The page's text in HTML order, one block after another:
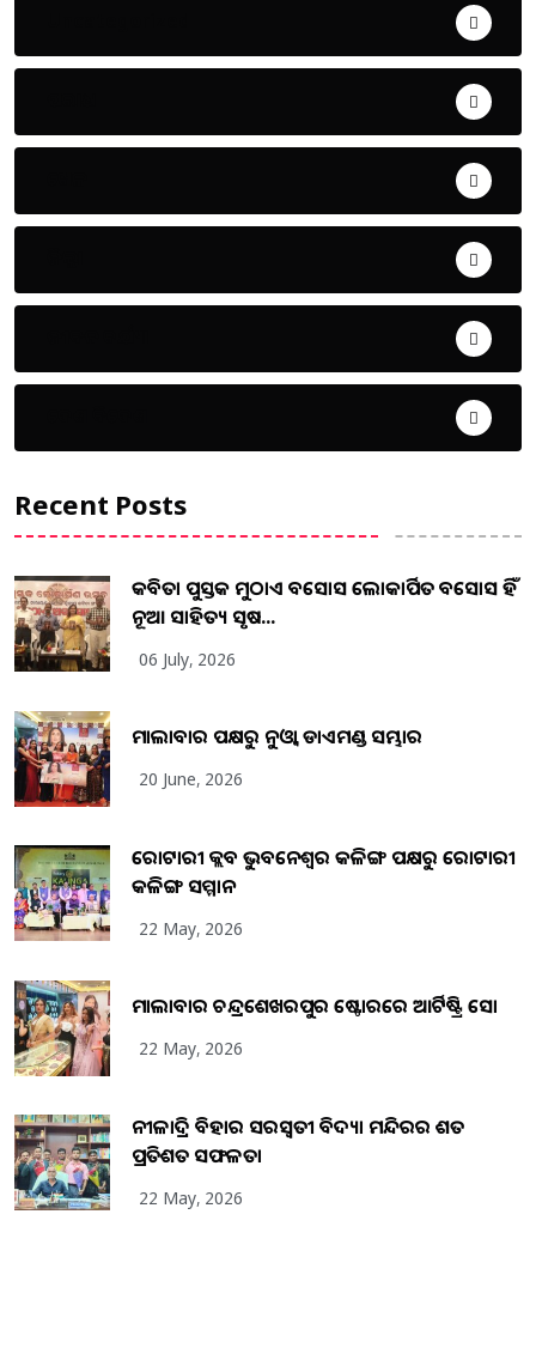
Recent Posts
କବିତା ପୁସ୍ତକ ମୁଠାଏ ଅବସୋସ ଲୋକାର୍ପିତ ଅବସୋସ ହିଁ
ନୂଆ ସାହିତ୍ୟ ସୃଷ...
06 July, 2026
ମାଲାବାର ପକ୍ଷରୁ ନୁଓ୍ବା ଡାଏମଣ୍ଡ ସମ୍ଭାର
20 June, 2026
ରୋଟାରୀ କ୍ଲବ ଭୁବନେଶ୍ୱର କଳିଙ୍ଗ ପକ୍ଷରୁ ରୋଟାରୀ
କଳିଙ୍ଗ ସମ୍ମାନ
22 May, 2026
ମାଲାବାର ଚନ୍ଦ୍ରଶେଖରପୁର ଷ୍ଟୋରରେ ଆର୍ଟିଷ୍ଟ୍ରି ସୋ
22 May, 2026
ନୀଳାଦ୍ରି ବିହାର ସରସ୍ୱତୀ ବିଦ୍ୟା ମନ୍ଦିରର ଶତ
ପ୍ରତିଶତ ସଫଳତା
22 May, 2026